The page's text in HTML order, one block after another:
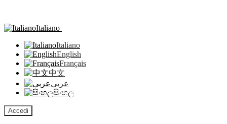
Italiano
Italiano
English
Français
中文
عربى
සිංහල
Accedi